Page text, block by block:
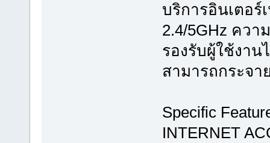
บริการอินเตอ
2.4/5GHz ควา
รองรับผู้ใช้งาน
สามารถกระจ
Specific
INTERNET